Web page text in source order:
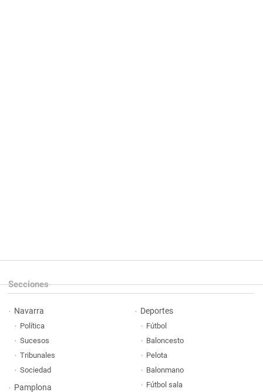
Secciones
Navarra
Política
Sucesos
Tribunales
Sociedad
Pamplona
Deportes
Fútbol
Baloncesto
Pelota
Balonmano
Fútbol sala